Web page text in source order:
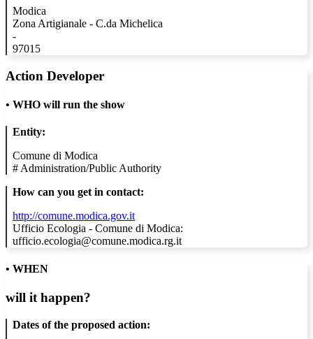
Modica
Zona Artigianale - C.da Michelica
-
97015
Action Developer
• WHO will run the show
Entity:
Comune di Modica
# Administration/Public Authority
How can you get in contact:
http://comune.modica.gov.it
Ufficio Ecologia - Comune di Modica:
ufficio.ecologia@comune.modica.rg.it
• WHEN
will it happen?
Dates of the proposed action: